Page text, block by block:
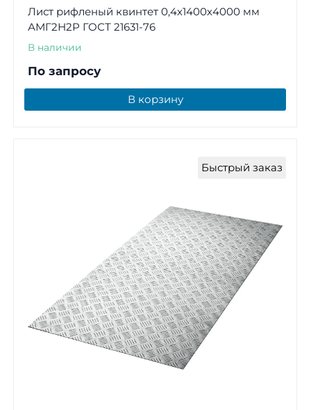
Лист рифленый квинтет 0,4х1400х4000 мм
АМГ2Н2Р ГОСТ 21631-76
В наличии
По запросу
В корзину
Быстрый заказ